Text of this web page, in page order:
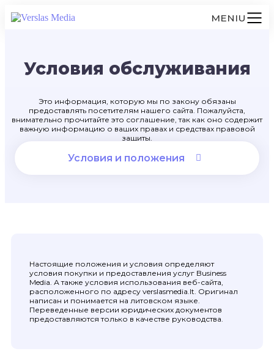
MENIU
Условия обслуживания
Это информация, которую мы по закону обязаны
предоставлять посетителям нашего сайта. Пожалуйста,
внимательно прочитайте это соглашение, так как оно содержит
важную информацию о ваших правах и средствах правовой
защиты.
Условия и положения
Настоящие положения и условия определяют
условия покупки и предоставления услуг Business
Media. А также условия использования веб-сайта,
расположенного по адресу verslasmedia.lt. Оригинал
написан и понимается на литовском языке.
Переведенные версии юридических документов
предоставляются только в качестве руководства.